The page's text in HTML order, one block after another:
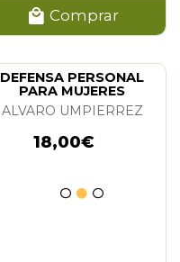
Comprar
DEFENSA PERSONAL
PARA MUJERES
ALVARO UMPIERREZ
18,00€